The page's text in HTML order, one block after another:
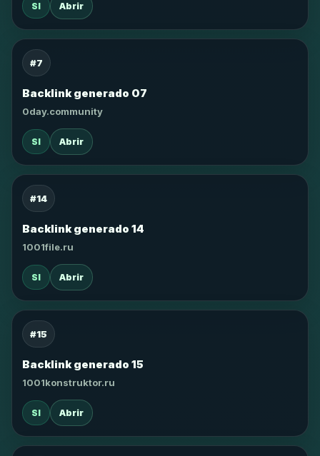
SI Abrir
#7
Backlink generado 07
0day.community
SI Abrir
#14
Backlink generado 14
1001file.ru
SI Abrir
#15
Backlink generado 15
1001konstruktor.ru
SI Abrir